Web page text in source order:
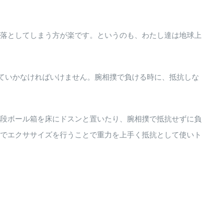
としてしまう方が楽です。というのも、わたし達は地球上
かなければいけません。腕相撲で負ける時に、抵抗しな
ボール箱を床にドスンと置いたり、腕相撲で抵抗せずに負
クササイズを行うことで重力を上手く抵抗として使いト